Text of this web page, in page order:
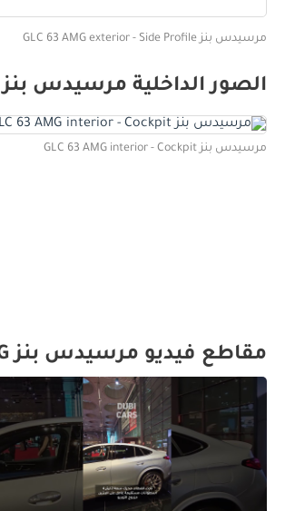
مرسيدس بنز GLC 63 AMG exterior - Side Profile
الصور الداخلية مرسيدس بنز GLC 63 AMG
مرسيدس بنز GLC 63 AMG interior - Cockpit
مقاطع فيديو مرسيدس بنز GLC 63 AMG